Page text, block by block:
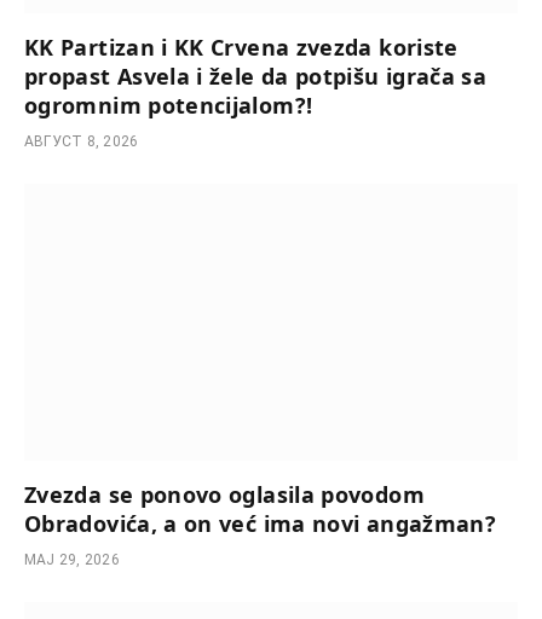
KK Partizan i KK Crvena zvezda koriste
propast Asvela i žele da potpišu igrača sa
ogromnim potencijalom?!
АВГУСТ 8, 2026
Zvezda se ponovo oglasila povodom
Obradovića, a on već ima novi angažman?
МАЈ 29, 2026